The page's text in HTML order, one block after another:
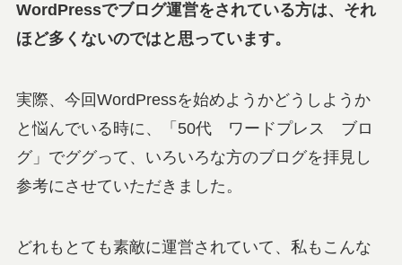
WordPressでブログ運営をされている方は、それ
ほど多くないのではと思っています。
実際、今回WordPressを始めようかどうしようか
と悩んでいる時に、「50代 ワードプレス ブロ
グ」でググって、いろいろな方のブログを拝見し
参考にさせていただきました。
どれもとても素敵に運営されていて、私もこんな